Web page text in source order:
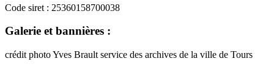
Code siret : 25360158700038
Galerie et bannières :
crédit photo Yves Brault service des archives de la ville de Tours